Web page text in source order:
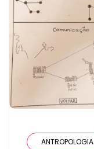
ANTROPOLOGIA